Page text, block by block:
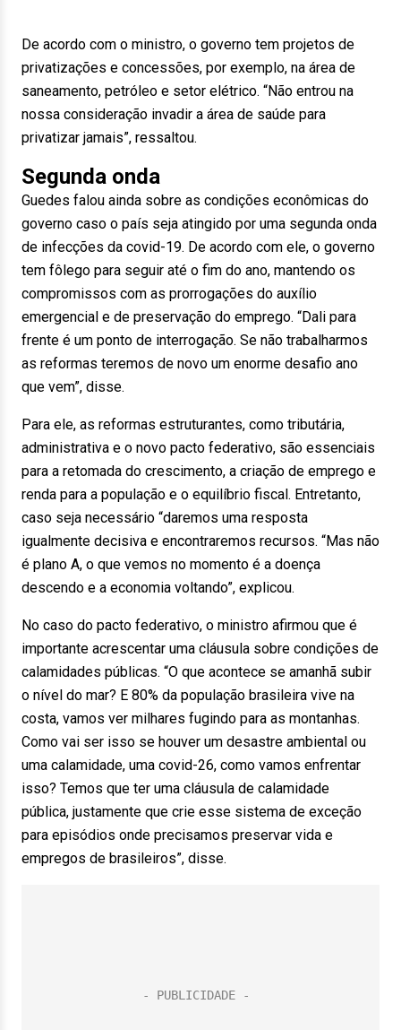
De acordo com o ministro, o governo tem projetos de
privatizações e concessões, por exemplo, na área de
saneamento, petróleo e setor elétrico. “Não entrou na
nossa consideração invadir a área de saúde para
privatizar jamais”, ressaltou.
Segunda onda
Guedes falou ainda sobre as condições econômicas do
governo caso o país seja atingido por uma segunda onda
de infecções da covid-19. De acordo com ele, o governo
tem fôlego para seguir até o fim do ano, mantendo os
compromissos com as prorrogações do auxílio
emergencial e de preservação do emprego. “Dali para
frente é um ponto de interrogação. Se não trabalharmos
as reformas teremos de novo um enorme desafio ano
que vem”, disse.
Para ele, as reformas estruturantes, como tributária,
administrativa e o novo pacto federativo, são essenciais
para a retomada do crescimento, a criação de emprego e
renda para a população e o equilíbrio fiscal. Entretanto,
caso seja necessário “daremos uma resposta
igualmente decisiva e encontraremos recursos. “Mas não
é plano A, o que vemos no momento é a doença
descendo e a economia voltando”, explicou.
No caso do pacto federativo, o ministro afirmou que é
importante acrescentar uma cláusula sobre condições de
calamidades públicas. “O que acontece se amanhã subir
o nível do mar? E 80% da população brasileira vive na
costa, vamos ver milhares fugindo para as montanhas.
Como vai ser isso se houver um desastre ambiental ou
uma calamidade, uma covid-26, como vamos enfrentar
isso? Temos que ter uma cláusula de calamidade
pública, justamente que crie esse sistema de exceção
para episódios onde precisamos preservar vida e
empregos de brasileiros”, disse.